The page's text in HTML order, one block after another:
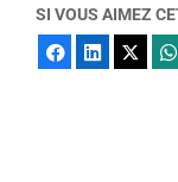
SI VOUS AIMEZ
FacebookLinkedIn